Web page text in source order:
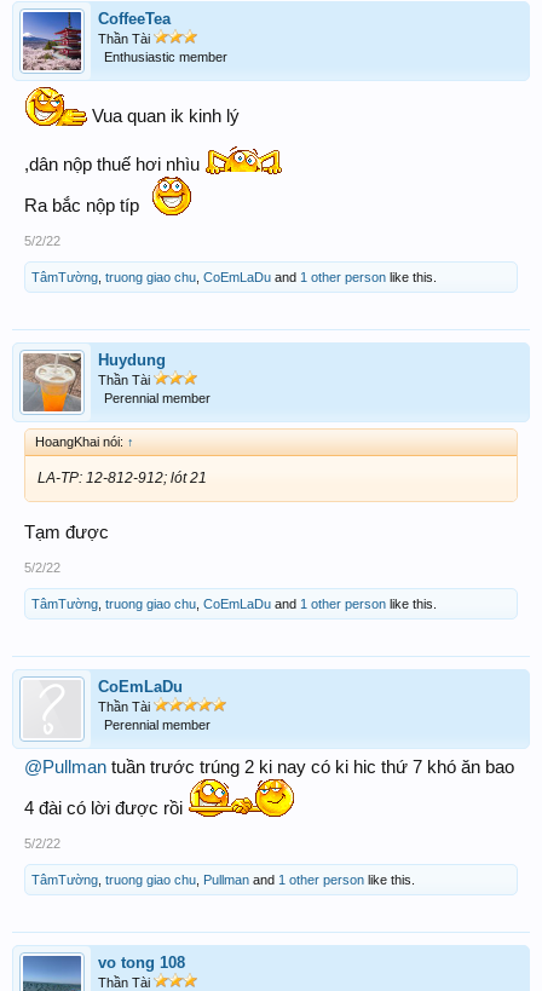
CoffeeTea
Thần Tài
Enthusiastic member
Vua quan ik kinh lý
,dân nộp thuế hơi nhìu
Ra bắc nộp típ
5/2/22
TâmTường truong giao chu CoEmLaDu and 1 other person like this.
Huydung
Thần Tài
Perennial member
HoangKhai nói: ↑
LA-TP: 12-812-912; lót 21
Tạm được
5/2/22
TâmTường truong giao chu CoEmLaDu and 1 other person like this.
CoEmLaDu
Thần Tài
Perennial member
@Pullman tuần trước trúng 2 ki nay có ki hic thứ 7 khó ăn bao
4 đài có lời được rồi
5/2/22
TâmTường truong giao chu Pullman and 1 other person like this.
vo tong 108
Thần Tài